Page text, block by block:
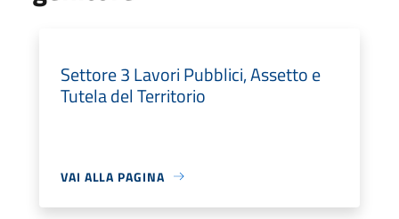
Settore 3 Lavori Pubblici, Assetto e
Tutela del Territorio
VAI ALLA PAGINA